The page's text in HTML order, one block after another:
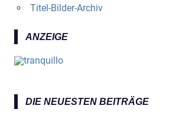
Titel-Bilder-Archiv
ANZEIGE
DIE NEUESTEN BEITRÄGE